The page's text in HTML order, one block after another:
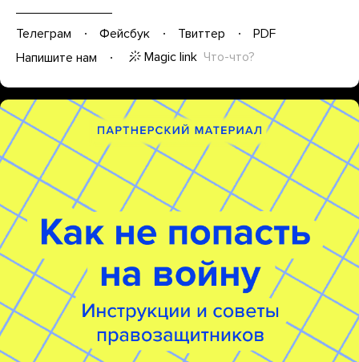
Телеграм Фейсбук Твиттер
PDF
Напишите нам
Magic link Что-что?